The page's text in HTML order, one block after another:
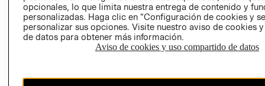
GIFT CARD
AVISO DE
COOKIES
opcionales, lo que limita nuestra entrega de contenido y
personalizadas. Haga clic en “Configuración de cookies y
personalizar sus opciones. Visite nuestro aviso de cookies
de datos para obtener más información.
Aviso de cookies y uso compartido de datos